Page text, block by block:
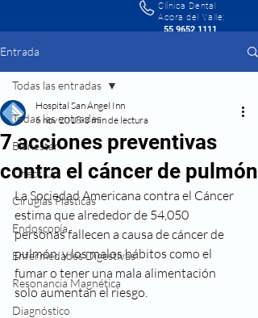
Clínica Dental
Acora del Valle:
55 9652 1111
Entrada
Todas las entradas
Bienestar
Check Up
Cirugías Plásticas
Endoscopía
Enfermedades Digestivas
Resonancia Magnética
Diagnóstico
Todas las entradas
7 acciones preventivas
contra el cáncer de pulmón
Hospital San Ángel Inn
6 nov 2018 3 min de lectura
La Sociedad Americana contra el Cáncer
estima que alrededor de 54,050
personas fallecen a causa de cáncer de
pulmón, y los malos hábitos como el
fumar o tener una mala alimentación
solo aumentan el riesgo.